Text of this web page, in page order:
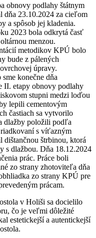
obnovy podlahy štátnym
dňa 23.10.2024 za cieľom
a spôsob jej kladenia.
2023 bola odkrytá časť
menzou.
metodikov KPÚ bolo
bude z pálených
úpravy.
konečne dňa
II. etapy obnovy podlahy
stupni medzi loďou
lepili cementovým
častiach sa vytvorilo
dlažby položili podľa
s víťazným
dištančnou štrbinou, ktorá
s dlažbou. Dňa 18.12.2024
prác. Práce boli
zo strany zhotoviteľa dňa
zo strany KPÚ pre
prácam.
v Holiši sa docielilo
čo je veľmi dôležité
estetickejší a autentickejší